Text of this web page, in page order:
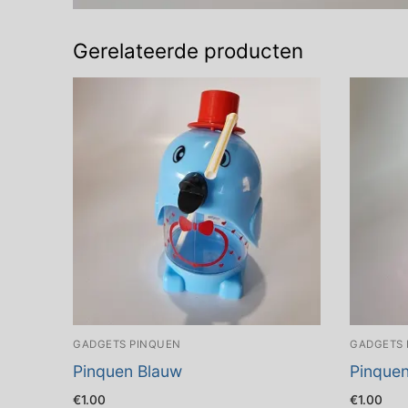
Gerelateerde producten
GADGETS PINQUEN
Pinquen Blauw
€1.00
GADGETS
€1.00